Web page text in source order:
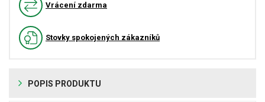
Vrácení zdarma
Stovky spokojených zákazníků
POPIS PRODUKTU